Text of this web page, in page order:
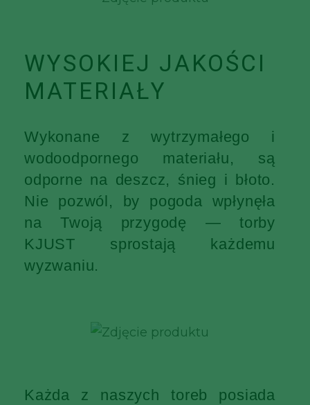
WYSOKIEJ JAKOŚCI
MATERIAŁY
Wykonane z wytrzymałego i
wodoodpornego materiału, są
odporne na deszcz, śnieg i błoto.
Nie pozwól, by pogoda wpłynęła
na Twoją przygodę — torby
KJUST sprostają każdemu
wyzwaniu.
Każda z naszych toreb posiada